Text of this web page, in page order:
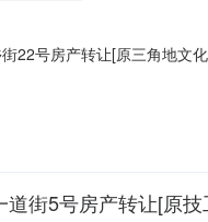
22号房产转让[原三角地
街5号房产转让[原